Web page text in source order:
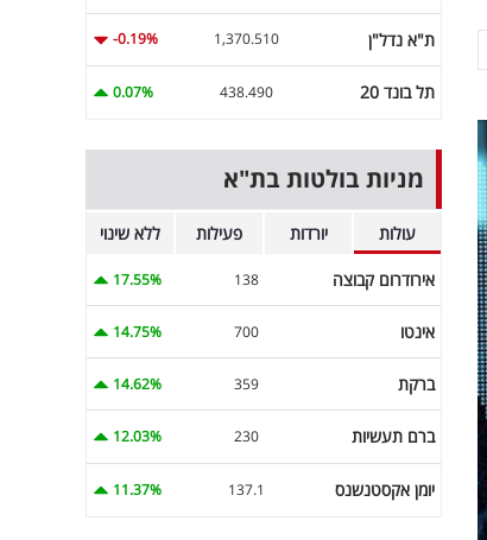
ת"א נדל"ן 1,370.510
-0.19%
תל בונד 20 438.490
0.07%
מניות בולטות בת"א
עולות יורדות פעילות ללא שינוי
אירודרום קבוצה 138
17.55%
אינטו 700
14.75%
ברקת 359
14.62%
ברם תעשיות 230
12.03%
יומן אקסטנשנס 137.1
11.37%